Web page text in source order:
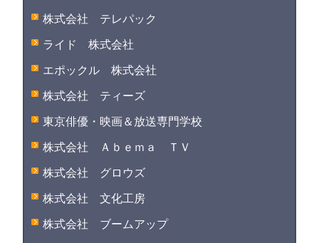
株式会社 テレパック
ライド 株式会社
エポックル 株式会社
株式会社 ティーズ
東京俳優・映画＆放送専門学校
株式会社 Ａｂｅｍａ ＴＶ
株式会社 グロウズ
株式会社 文化工房
株式会社 ブームアップ